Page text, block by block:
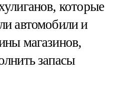
которые
автомобили и
магазинов,
запасы